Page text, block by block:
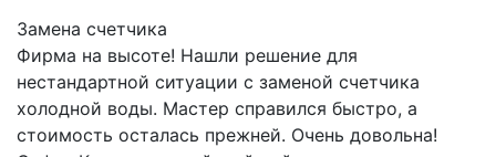
Замена счетчика
Фирма на высоте! Нашли решение для
нестандартной ситуации с заменой счетчика
холодной воды. Мастер справился быстро, а
стоимость осталась прежней. Очень довольна!